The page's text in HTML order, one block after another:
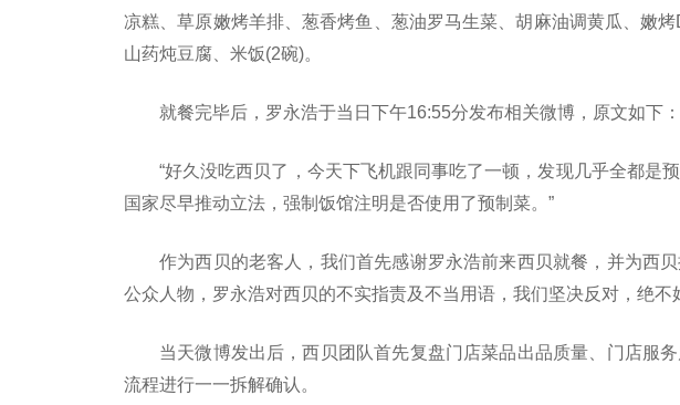
凉糕、草原嫩烤羊排、葱香烤鱼、葱油罗马生菜、胡麻油调黄瓜、嫩
山药炖豆腐、米饭(2碗)。
就餐完毕后，罗永浩于当日下午16:55分发布相关微博，原文如下：
“好久没吃西贝了，今天下飞机跟同事吃了一顿，发现几乎全都是
国家尽早推动立法，强制饭馆注明是否使用了预制菜。”
作为西贝的老客人，我们首先感谢罗永浩前来西贝就餐，并为西
公众人物，罗永浩对西贝的不实指责及不当用语，我们坚决反对，绝不
当天微博发出后，西贝团队首先复盘门店菜品出品质量、门店服
流程进行一一拆解确认。